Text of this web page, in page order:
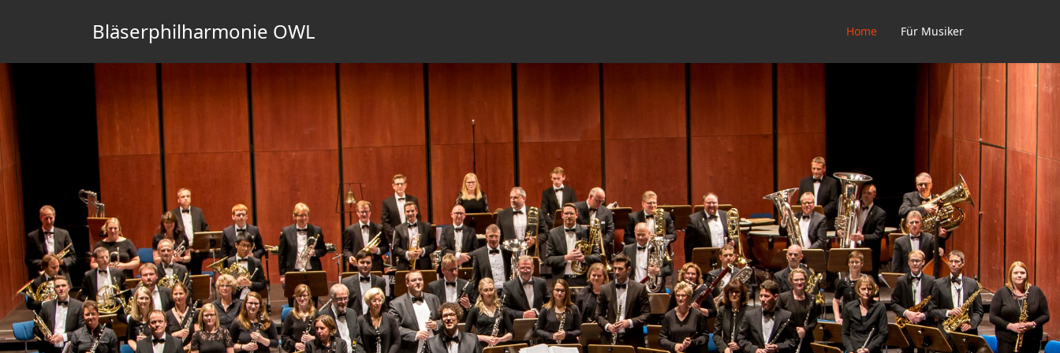
Bläserphilharmonie OWL Home Für Musiker